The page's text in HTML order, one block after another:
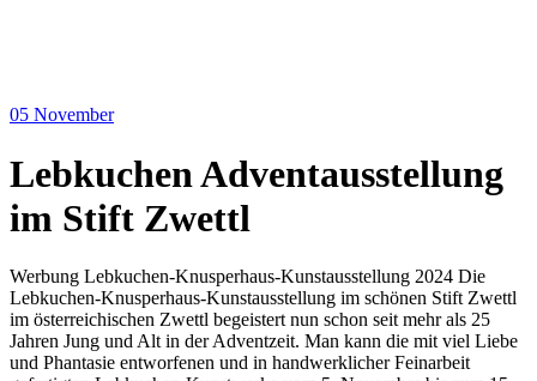
05 November
Lebkuchen Adventausstellung
im Stift Zwettl
Werbung Lebkuchen-Knusperhaus-Kunstausstellung 2024 Die
Lebkuchen-Knusperhaus-Kunstausstellung im schönen Stift Zwettl
im österreichischen Zwettl begeistert nun schon seit mehr als 25
Jahren Jung und Alt in der Adventzeit. Man kann die mit viel Liebe
und Phantasie entworfenen und in handwerklicher Feinarbeit